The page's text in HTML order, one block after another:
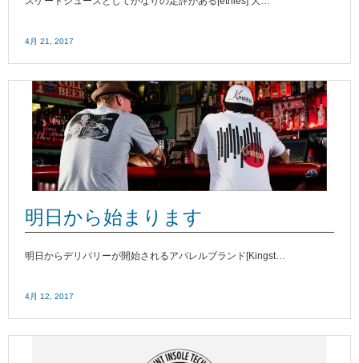
4月 21, 2017
明日から始まります
明日からデリバリーが開始されるアパレルブランド[Kingst…
4月 12, 2017